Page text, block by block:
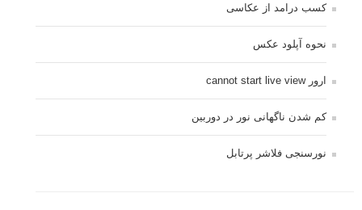
کسب درامد از عکاسی
نحوه آپلود عکس
ارور cannot start live view
کم شدن ناگهانی نور در دوربین
نورسنجی فلاشر پرتابل